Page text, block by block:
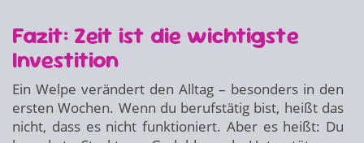
Fazit: Zeit ist die wichtigste
Investition
Ein Welpe verändert den Alltag – besonders in den
ersten Wochen. Wenn du berufstätig bist, heißt das
nicht, dass es nicht funktioniert. Aber es heißt: Du